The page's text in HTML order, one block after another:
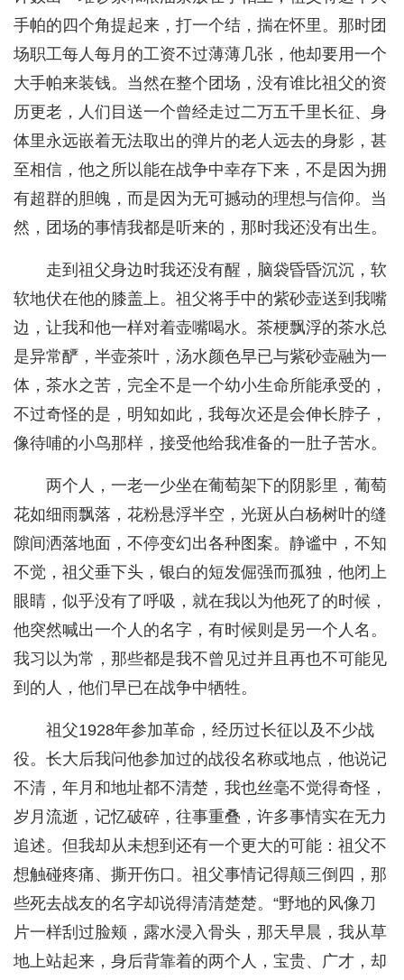
手帕的四个角提起来，打一个结，揣在怀里。那时团
场职工每人每月的工资不过薄薄几张，他却要用一个
大手帕来装钱。当然在整个团场，没有谁比祖父的资
历更老，人们目送一个曾经走过二万五千里长征、身
体里永远嵌着无法取出的弹片的老人远去的身影，甚
至相信，他之所以能在战争中幸存下来，不是因为拥
有超群的胆魄，而是因为无可撼动的理想与信仰。当
然，团场的事情我都是听来的，那时我还没有出生。
走到祖父身边时我还没有醒，脑袋昏昏沉沉，软
软地伏在他的膝盖上。祖父将手中的紫砂壶送到我嘴
边，让我和他一样对着壶嘴喝水。茶梗飘浮的茶水总
是异常酽，半壶茶叶，汤水颜色早已与紫砂壶融为一
体，茶水之苦，完全不是一个幼小生命所能承受的，
不过奇怪的是，明知如此，我每次还是会伸长脖子，
像待哺的小鸟那样，接受他给我准备的一肚子苦水。
两个人，一老一少坐在葡萄架下的阴影里，葡萄
花如细雨飘落，花粉悬浮半空，光斑从白杨树叶的缝
隙间洒落地面，不停变幻出各种图案。静谧中，不知
不觉，祖父垂下头，银白的短发倔强而孤独，他闭上
眼睛，似乎没有了呼吸，就在我以为他死了的时候，
他突然喊出一个人的名字，有时候则是另一个人名。
我习以为常，那些都是我不曾见过并且再也不可能见
到的人，他们早已在战争中牺牲。
祖父1928年参加革命，经历过长征以及不少战
役。长大后我问他参加过的战役名称或地点，他说记
不清，年月和地址都不清楚，我也丝毫不觉得奇怪，
岁月流逝，记忆破碎，往事重叠，许多事情实在无力
追述。但我却从未想到还有一个更大的可能：祖父不
想触碰疼痛、撕开伤口。祖父事情记得颠三倒四，那
些死去战友的名字却说得清清楚楚。“野地的风像刀
片一样刮过脸颊，露水浸入骨头，那天早晨，我从草
地上站起来，身后背靠着的两个人，宝贵、广才，却